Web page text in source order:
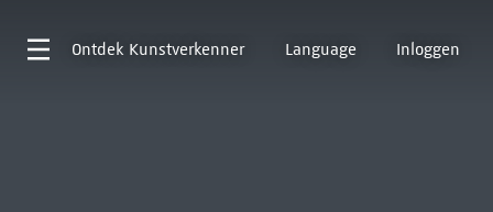
Ontdek Kunstverkenner Language Inloggen